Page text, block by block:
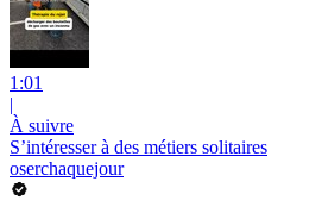
1:01
|
À suivre
S’intéresser à des métiers solitaires
oserchaquejour